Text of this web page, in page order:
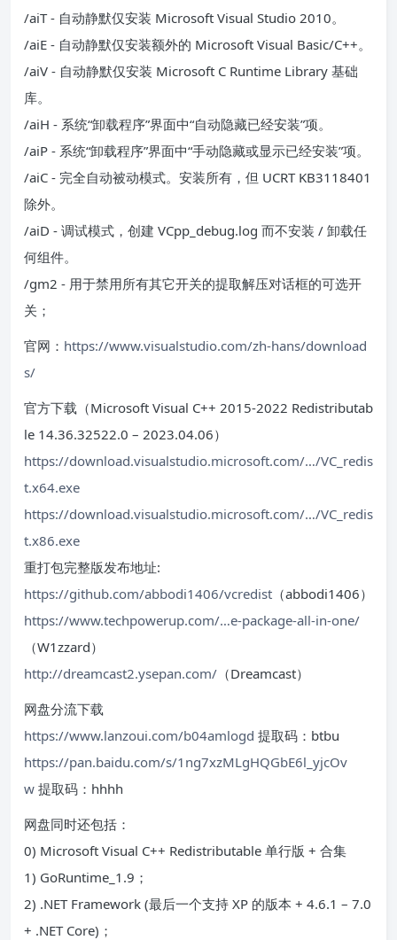
/aiT - 自动静默仅安装 Microsoft Visual Studio 2010。
/aiE - 自动静默仅安装额外的 Microsoft Visual Basic/C++。
/aiV - 自动静默仅安装 Microsoft C Runtime Library 基础
库。
/aiH - 系统“卸载程序”界面中“自动隐藏已经安装”项。
/aiP - 系统“卸载程序”界面中“手动隐藏或显示已经安装”项。
/aiC - 完全自动被动模式。安装所有，但 UCRT KB3118401
除外。
/aiD - 调试模式，创建 VCpp_debug.log 而不安装 / 卸载任
何组件。
/gm2 - 用于禁用所有其它开关的提取解压对话框的可选开
关；
官网： https://www.visualstudio.com/zh-hans/download
s/
官方下载（Microsoft Visual C++ 2015-2022 Redistributab
le 14.36.32522.0 – 2023.04.06）
https://download.visualstudio.microsoft.com/…/VC_redis
t.x64.exe
https://download.visualstudio.microsoft.com/…/VC_redis
t.x86.exe
重打包完整版发布地址:
https://github.com/abbodi1406/vcredist （abbodi1406）
https://www.techpowerup.com/…e-package-all-in-one/
（W1zzard）
http://dreamcast2.ysepan.com/ （Dreamcast）
网盘分流下载
https://www.lanzoui.com/b04amlogd 提取码：btbu
https://pan.baidu.com/s/1ng7xzMLgHQGbE6l_yjcOv
w 提取码：hhhh
网盘同时还包括：
0) Microsoft Visual C++ Redistributable 单行版 + 合集
1) GoRuntime_1.9；
2) .NET Framework (最后一个支持 XP 的版本 + 4.6.1 – 7.0
+ .NET Core)；